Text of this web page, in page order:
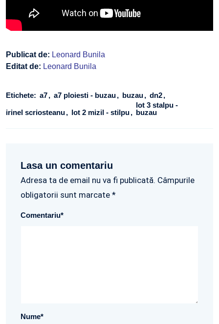
Publicat de: Leonard Bunila
Editat de: Leonard Bunila
Etichete: a7 a7 ploiesti - buzau buzau dn2
irinel scriosteanu lot 2 mizil - stilpu
lot 3 stalpu -
buzau
Lasa un comentariu
Adresa ta de email nu va fi publicată. Câmpurile
obligatorii sunt marcate *
Comentariu*
Nume*